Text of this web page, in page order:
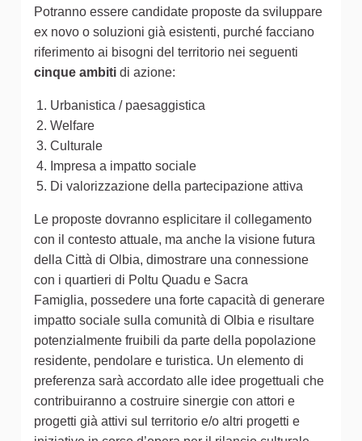
Potranno essere candidate proposte da sviluppare
ex novo o soluzioni già esistenti, purché facciano
riferimento ai bisogni del territorio nei seguenti
cinque ambiti di azione:
Urbanistica / paesaggistica
Welfare
Culturale
Impresa a impatto sociale
Di valorizzazione della partecipazione attiva
Le proposte dovranno esplicitare il collegamento
con il contesto attuale, ma anche la visione futura
della Città di Olbia, dimostrare una connessione
con i quartieri di Poltu Quadu e Sacra
Famiglia, possedere una forte capacità di generare
impatto sociale sulla comunità di Olbia e risultare
potenzialmente fruibili da parte della popolazione
residente, pendolare e turistica. Un elemento di
preferenza sarà accordato alle idee progettuali che
contribuiranno a costruire sinergie con attori e
progetti già attivi sul territorio e/o altri progetti e